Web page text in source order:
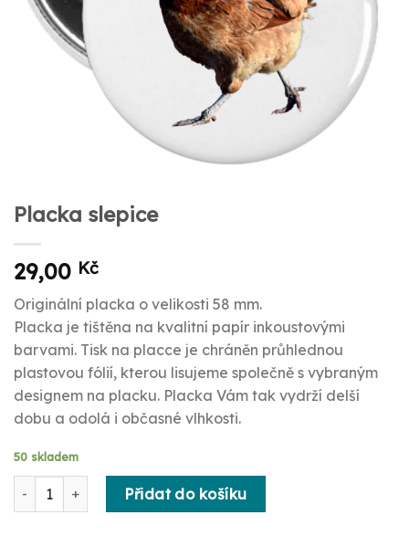
Placka slepice
29,00 Kč
Originální placka o velikosti 58 mm.
Placka je tištěna na kvalitní papír inkoustovými
barvami. Tisk na placce je chráněn průhlednou
plastovou fólií, kterou lisujeme společně s vybraným
designem na placku. Placka Vám tak vydrží delší
dobu a odolá i občasné vlhkosti.
50 skladem
Placka slepice množstvíPřidat do košíku